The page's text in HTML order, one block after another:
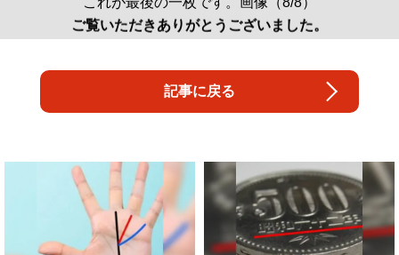
ご覧いただきありがとうございました。
記事に戻る